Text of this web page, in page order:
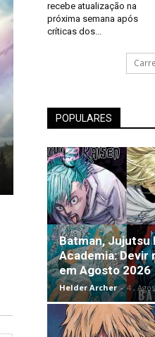
recebe atualização na
próxima semana após
críticas dos...
POPULARES
Batman, Jujutsu
Academia: Devir
em Agosto 2026
Helder Archer - 4 ,